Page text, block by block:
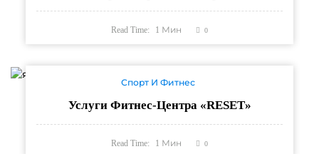
Read Time: 1 Мин 0
Спорт И Фитнес
Услуги Фитнес-Центра «RESET»
Read Time: 1 Мин 0